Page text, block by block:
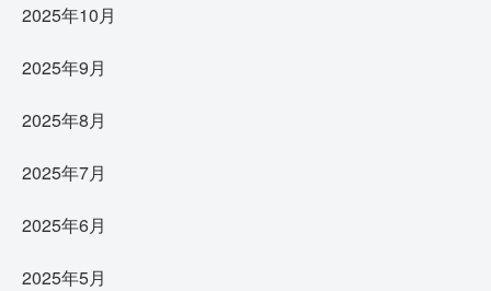
2025年10月
2025年9月
2025年8月
2025年7月
2025年6月
2025年5月